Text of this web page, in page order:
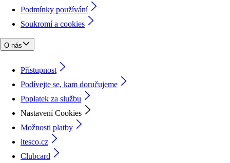
Podmínky používání
Soukromí a cookies
O nás
Přístupnost
Podívejte se, kam doručujeme
Poplatek za službu
Nastavení Cookies
Možnosti platby
itesco.cz
Clubcard